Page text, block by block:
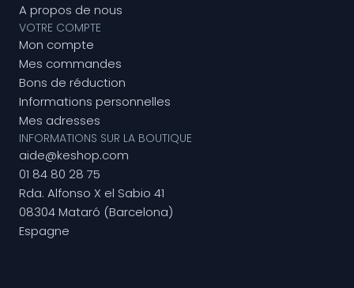
A propos de nous
VOTRE COMPTE
Mon compte
Mes commandes
Bons de réduction
Informations personnelles
Mes adresses
INFORMATIONS SUR LA BOUTIQUE
aide@keshop.com
01 84 80 28 75
Rda. Alfonso X el Sabio 41
08304 Mataró (Barcelona)
Espagne